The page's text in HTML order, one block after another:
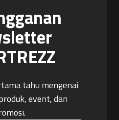
tahu mengenai
event, dan